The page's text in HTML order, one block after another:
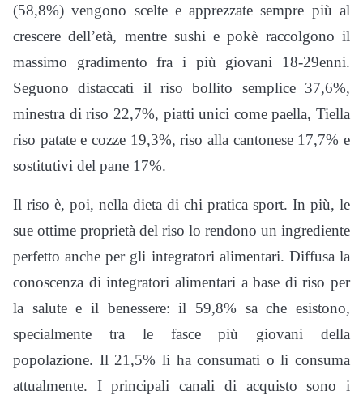
(58,8%) vengono scelte e apprezzate sempre più al
crescere dell’età, mentre sushi e pokè raccolgono il
massimo gradimento fra i più giovani 18-29enni.
Seguono distaccati il riso bollito semplice 37,6%,
minestra di riso 22,7%, piatti unici come paella, Tiella
riso patate e cozze 19,3%, riso alla cantonese 17,7% e
sostitutivi del pane 17%.
Il riso è, poi, nella dieta di chi pratica sport. In più, le
sue ottime proprietà del riso lo rendono un ingrediente
perfetto anche per gli integratori alimentari. Diffusa la
conoscenza di integratori alimentari a base di riso per
la salute e il benessere: il 59,8% sa che esistono,
specialmente tra le fasce più giovani della
popolazione. Il 21,5% li ha consumati o li consuma
attualmente. I principali canali di acquisto sono i